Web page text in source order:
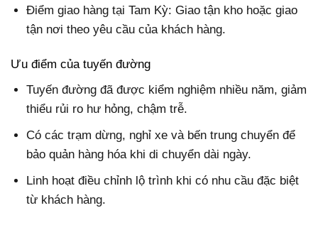
Điểm giao hàng tại Tam Kỳ: Giao tận kho hoặc giao
tận nơi theo yêu cầu của khách hàng.
Ưu điểm của tuyến đường
Tuyến đường đã được kiểm nghiệm nhiều năm, giảm
thiểu rủi ro hư hỏng, chậm trễ.
Có các trạm dừng, nghỉ xe và bến trung chuyển để
bảo quản hàng hóa khi di chuyển dài ngày.
Linh hoạt điều chỉnh lộ trình khi có nhu cầu đặc biệt
từ khách hàng.